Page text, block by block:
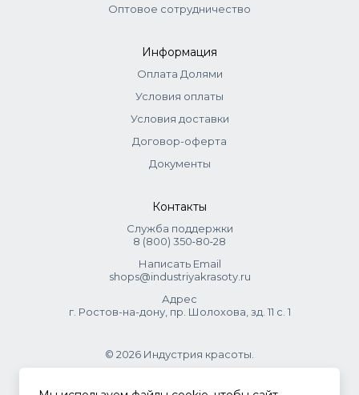
Оптовое сотрудничество
Информация
Оплата Долями
Условия оплаты
Условия доставки
Договор-оферта
Документы
Контакты
Служба поддержки
8 (800) 350‑80‑28
Написать Email
shops@industriyakrasoty.ru
Адрес
г. Ростов-на-дону, пр. Шолохова, зд. 11 с. 1
© 2026 Индустрия красоты.
.